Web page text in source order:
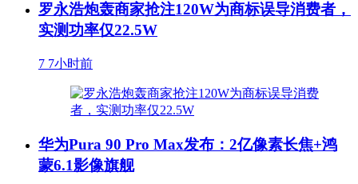
罗永浩炮轰商家抢注120W为商标误导消费者，
实测功率仅22.5W
7 7小时前
华为Pura 90 Pro Max发布：2亿像素长焦+鸿
蒙6.1影像旗舰